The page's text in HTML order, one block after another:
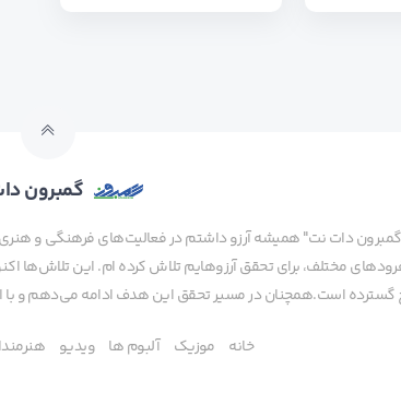
گمبرون
دات نت" همیشه آرزو داشتم در فعالیت‌های فرهنگی و
مختلف، برای تحقق آرزوهایم تلاش کرده ام. این تلاش‌ها
گسترده است.همچنان در مسیر تحقق این هدف ادامه می‌دهم و با
خانه موزیک آلبوم ها ویدیو